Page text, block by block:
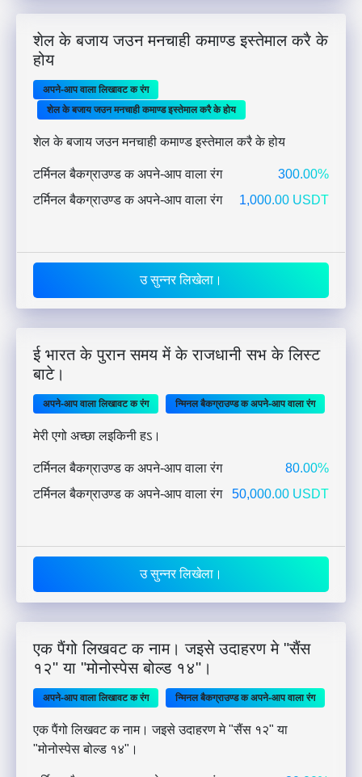
शेल के बजाय जउन मनचाही कमाण्ड इस्तेमाल करै के
होय
अपने-आप वाला लिखावट क रंग
शेल के बजाय जउन मनचाही कमाण्ड इस्तेमाल करै के होय
शेल के बजाय जउन मनचाही कमाण्ड इस्तेमाल करै के होय
टर्मिनल बैकग्राउण्ड क अपने-आप वाला रंग
300.00%
टर्मिनल बैकग्राउण्ड क अपने-आप वाला रंग
1,000.00 USDT
उ सुन्नर लिखेला।
ई भारत के पुरान समय में के राजधानी सभ के लिस्ट
बाटे।
अपने-आप वाला लिखावट क रंग न्मिनल बैकग्राउण्ड क अपने-आप वाला रंग
मेरी एगो अच्छा लइकिनी हऽ।
टर्मिनल बैकग्राउण्ड क अपने-आप वाला रंग
80.00%
टर्मिनल बैकग्राउण्ड क अपने-आप वाला रंग
50,000.00 USDT
उ सुन्नर लिखेला।
एक पैंगो लिखवट क नाम। जइसे उदाहरण मे "सैंस
१२" या "मोनोस्पेस बोल्ड १४"।
अपने-आप वाला लिखावट क रंग न्मिनल बैकग्राउण्ड क अपने-आप वाला रंग
एक पैंगो लिखवट क नाम। जइसे उदाहरण मे "सैंस १२" या
"मोनोस्पेस बोल्ड १४"।